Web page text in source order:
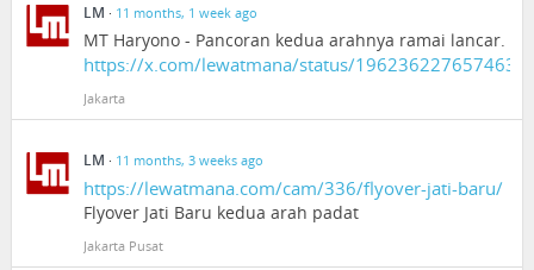
LM · 11 months, 1 week ago
MT Haryono - Pancoran kedua arahnya ramai lancar.
https://x.com/lewatmana/status/
Jakarta
LM · 11 months, 3 weeks ago
https://lewatmana.com/cam/336/flyover-jati-baru/
Flyover Jati Baru kedua arah padat
Jakarta Pusat